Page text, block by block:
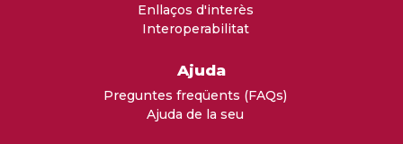
Enllaços d'interès
Interoperabilitat
Ajuda
Preguntes freqüents (FAQs)
Ajuda de la seu